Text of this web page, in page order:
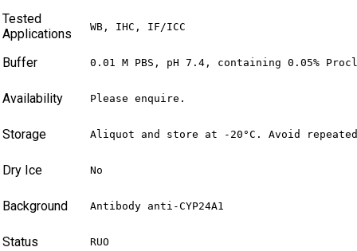
Tested
Applications
WB, IHC, IF/ICC
Buffer 0.01 M PBS, pH 7.4, containing 0.05%
Availability Please enquire.
Storage Aliquot and store at -20°C. Avoid
Dry Ice No
Background Antibody anti-CYP24A1
Status RUO